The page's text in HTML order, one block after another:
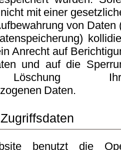
mit einer
von Daten
Anrecht auf
und auf die
Daten.
Zugriffsdaten
benutzt die